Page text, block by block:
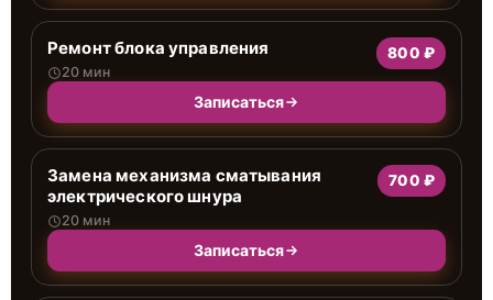
Ремонт блока управления
20 мин
800 ₽
Записаться
Замена механизма сматывания
электрического шнура
20 мин
700 ₽
Записаться